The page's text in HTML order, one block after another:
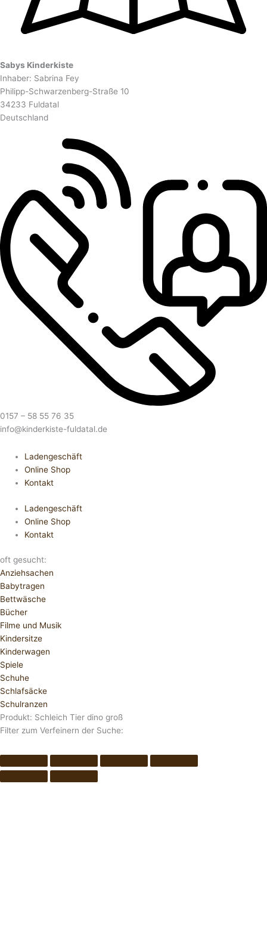
Sabys Kinderkiste
Inhaber: Sabrina Fey
Philipp-Schwarzenberg-Straße 10
34233 Fuldatal
Deutschland
0157 – 58 55 76 35
info@kinderkiste-fuldatal.de
Ladengeschäft
Online Shop
Kontakt
Ladengeschäft
Online Shop
Kontakt
oft gesucht:
Anziehsachen
Babytragen
Bettwäsche
Bücher
Filme und Musik
Kindersitze
Kinderwagen
Spiele
Schuhe
Schlafsäcke
Schulranzen
Produkt: Schleich Tier dino groß
Filter zum Verfeinern der Suche: